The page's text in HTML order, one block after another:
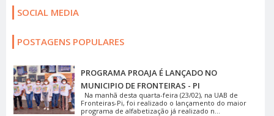
SOCIAL MEDIA
POSTAGENS POPULARES
PROGRAMA PROAJA É LANÇADO NO
MUNICIPIO DE FRONTEIRAS - PI
Na manhã desta quarta-feira (23/02), na UAB de
Fronteiras-Pi, foi realizado o lançamento do maior
programa de alfabetização já realizado n...